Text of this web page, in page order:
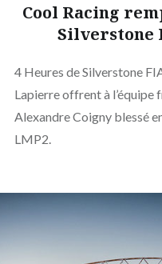
Cool Racing
Silverstone
4 Heures de Silverstone
Lapierre offrent à l’équipe
Alexandre Coigny blessé
LMP2.